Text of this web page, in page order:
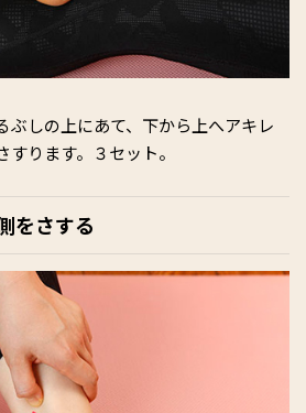
ぶしの上にあて、下から上へアキレ
ります。３セット。
をさする